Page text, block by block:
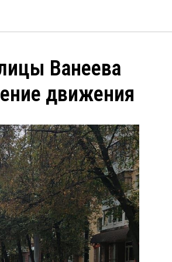
Ванеева
движения